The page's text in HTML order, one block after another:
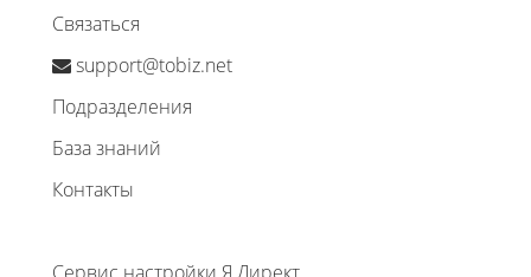
Связаться
support@tobiz.net
Подразделения
База знаний
Контакты